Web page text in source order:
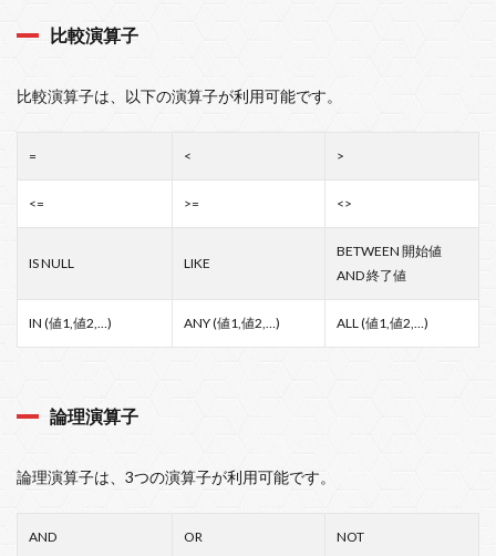
比較演算子
比較演算子は、以下の演算子が利用可能です。
= < >
<= >= <>
IS NULL LIKE
BETWEEN 開始値
AND 終了値
IN (値1,値2,…) ANY (値1,値2,…) ALL (値1,値2,…)
論理演算子
論理演算子は、3つの演算子が利用可能です。
AND OR NOT